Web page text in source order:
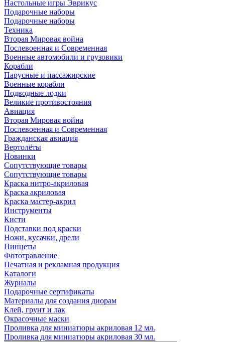
Настольные игры Эврикус
Подарочные наборы
Подарочные наборы
Техника
Вторая Мировая война
Послевоенная и Современная
Военные автомобили и грузовики
Корабли
Парусные и пассажирские
Военные корабли
Подводные лодки
Великие противостояния
Авиация
Вторая Мировая война
Послевоенная и Современная
Гражданская авиация
Вертолёты
Новинки
Сопутствующие товары
Сопутствующие товары
Краска нитро-акриловая
Краска акриловая
Краска мастер-акрил
Инструменты
Кисти
Подставки под краски
Ножи, кусачки, дрели
Пинцеты
Фототравление
Печатная и рекламная продукция
Каталоги
Журналы
Подарочные сертификаты
Материалы для создания диорам
Клей, грунт и лак
Окрасочные маски
Проливка для миниатюры акриловая 12 мл.
Проливка для миниатюры акриловая 30 мл.